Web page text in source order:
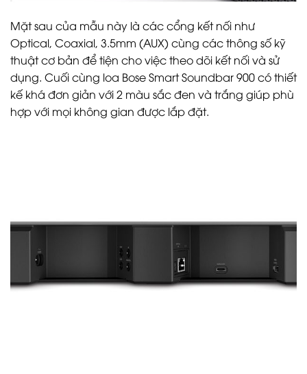
Mặt sau của mẫu này là các cổng kết nối như
Optical, Coaxial, 3.5mm (AUX) cùng các thông số kỹ
thuật cơ bản để tiện cho việc theo dõi kết nối và sử
dụng. Cuối cùng loa Bose Smart Soundbar 900 có thiết
kế khá đơn giản với 2 màu sắc đen và trắng giúp phù
hợp với mọi không gian được lắp đặt.